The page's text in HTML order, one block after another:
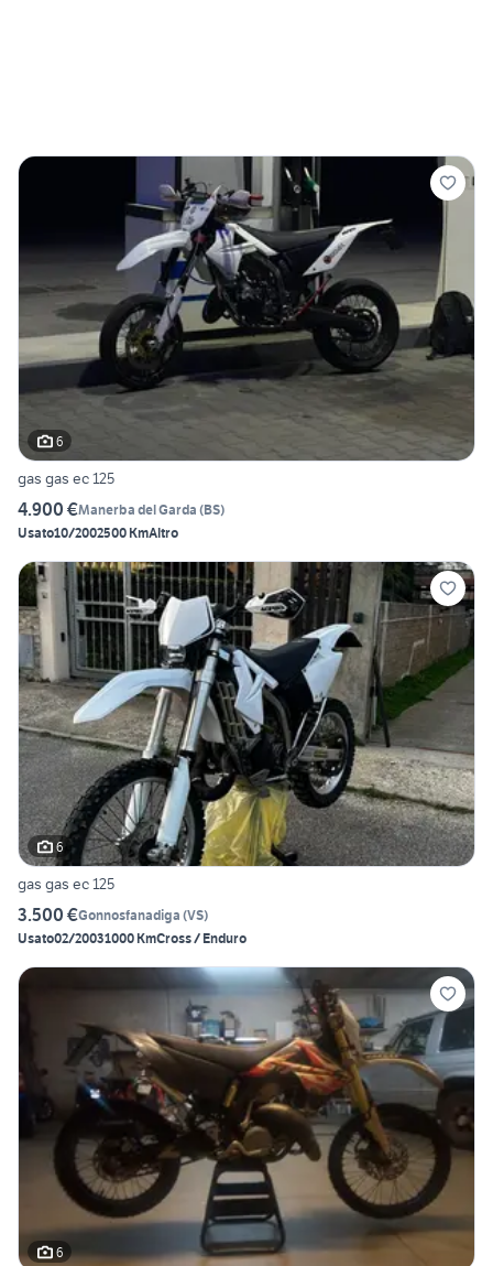
6
gas gas ec 125
4.900 €Manerba del Garda (BS)
Usato10/2002500 KmAltro
6
gas gas ec 125
3.500 €Gonnosfanadiga (VS)
Usato02/20031000 KmCross / Enduro
6